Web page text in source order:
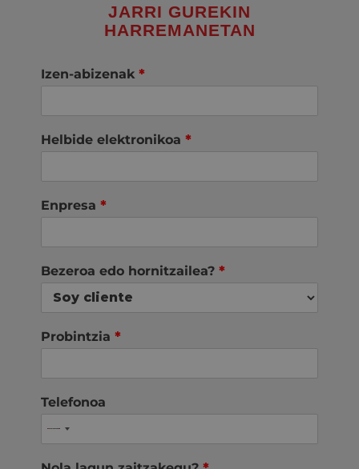
JARRI GUREKIN
HARREMANETAN
Izen-abizenak *
Helbide elektronikoa *
Enpresa *
Bezeroa edo hornitzailea? *
Probintzia *
Telefonoa